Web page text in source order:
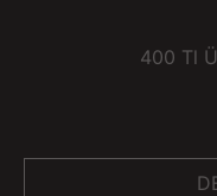
UZAKTAN
400 Tl